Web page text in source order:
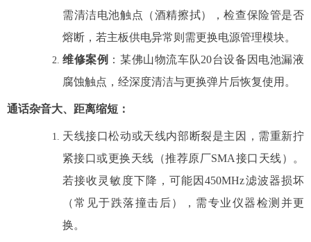
需清洁电池触点（酒精擦拭），检查保险管是否
熔断，若主板供电异常则需更换电源管理模块。
维修案例 ：某佛山物流车队20台设备因电池漏液
腐蚀触点，经深度清洁与更换弹片后恢复使用。
通话杂音大、距离缩短 ：
天线接口松动或天线内部断裂是主因，需重新拧
紧接口或更换天线（推荐原厂SMA接口天线）。
若接收灵敏度下降，可能因450MHz滤波器损坏
（常见于跌落撞击后），需专业仪器检测并更
换。